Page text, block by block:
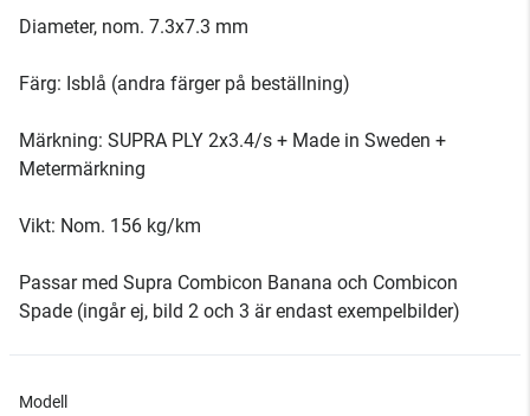
Diameter, nom. 7.3x7.3 mm
Färg: Isblå (andra färger på beställning)
Märkning: SUPRA PLY 2x3.4/s + Made in Sweden +
Metermärkning
Vikt: Nom. 156 kg/km
Passar med Supra Combicon Banana och Combicon
Spade (ingår ej, bild 2 och 3 är endast exempelbilder)
Modell